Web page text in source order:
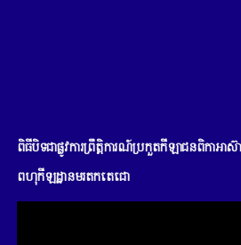
ពិធីបិទជាផ្លូវការព្រឹត្តិការណ៍ប្រកួតកីឡាជនពិកា
ពហុកីឡដ្ឋានមរតកតេជោ